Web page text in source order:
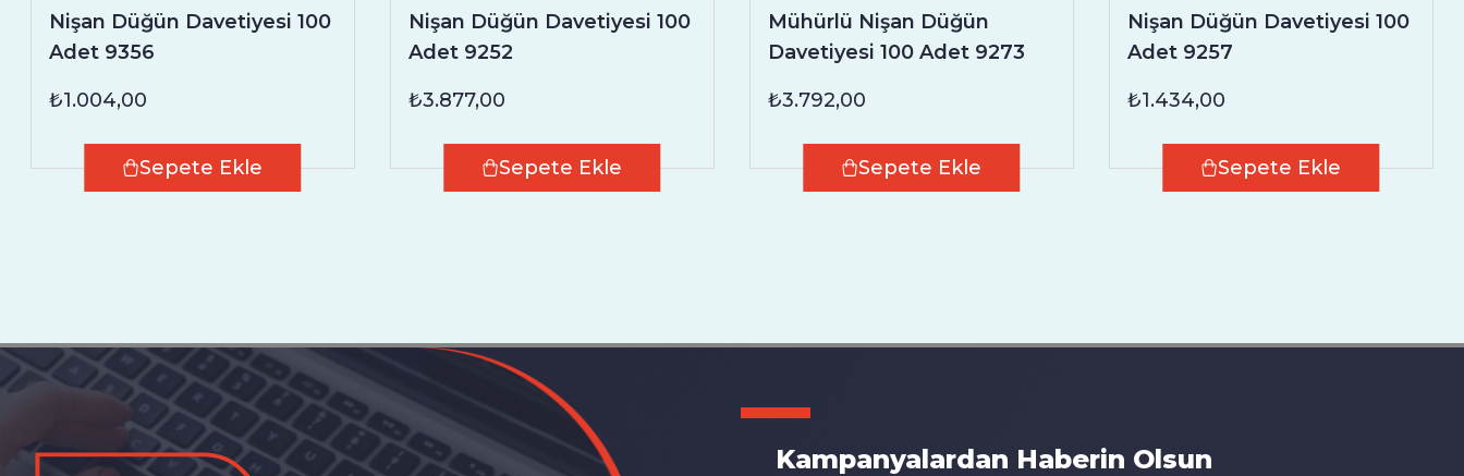
Nişan Düğün Davetiyesi 100
Adet 9356
₺1.004,00
Sepete Ekle
Nişan Düğün Davetiyesi 100
Adet 9252
₺3.877,00
Sepete Ekle
Mühürlü Nişan Düğün
Davetiyesi 100 Adet 9273
₺3.792,00
Sepete Ekle
Nişan Düğün Davetiyesi 100
Adet 9257
₺1.434,00
Sepete Ekle
Kampanyalardan Haberin Olsun